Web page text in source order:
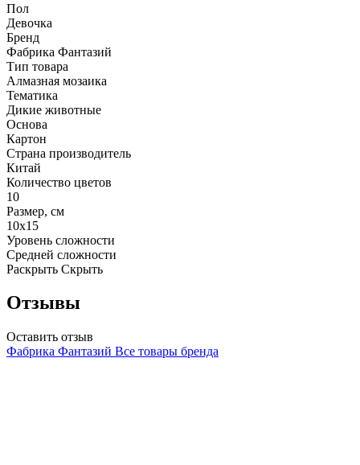
Пол
Девочка
Бренд
Фабрика Фантазий
Тип товара
Алмазная мозаика
Тематика
Дикие животные
Основа
Картон
Страна производитель
Китай
Количество цветов
10
Размер, см
10х15
Уровень сложности
Средней сложности
Раскрыть Скрыть
Отзывы
Оставить отзыв
Фабрика Фантазий Все товары бренда